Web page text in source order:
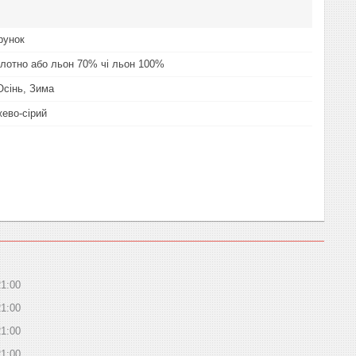
або льон 70% чі льон 100%
Зима
сірий